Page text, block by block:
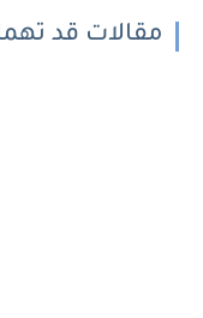
مقالات قد